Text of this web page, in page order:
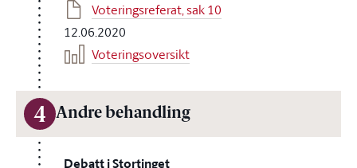
Voteringsreferat, sak 10
12.06.2020
Voteringsoversikt
4 Andre behandling
Debatt i Stortinget